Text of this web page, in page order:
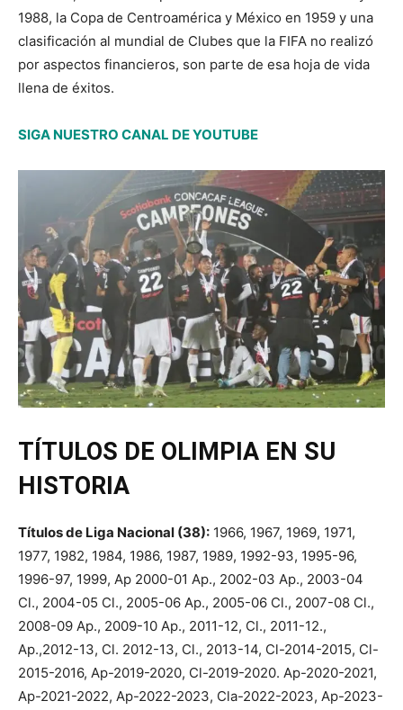
1988, la Copa de Centroamérica y México en 1959 y una
clasificación al mundial de Clubes que la FIFA no realizó
por aspectos financieros, son parte de esa hoja de vida
llena de éxitos.
SIGA NUESTRO CANAL DE YOUTUBE
TÍTULOS DE OLIMPIA EN SU
HISTORIA
Títulos de Liga Nacional (38): 1966, 1967, 1969, 1971,
1977, 1982, 1984, 1986, 1987, 1989, 1992-93, 1995-96,
1996-97, 1999, Ap 2000-01 Ap., 2002-03 Ap., 2003-04
Cl., 2004-05 Cl., 2005-06 Ap., 2005-06 Cl., 2007-08 Cl.,
2008-09 Ap., 2009-10 Ap., 2011-12, Cl., 2011-12.,
Ap.,2012-13, Cl. 2012-13, Cl., 2013-14, Cl-2014-2015, Cl-
2015-2016, Ap-2019-2020, Cl-2019-2020. Ap-2020-2021,
Ap-2021-2022, Ap-2022-2023, Cla-2022-2023, Ap-2023-